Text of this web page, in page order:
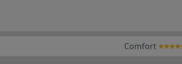
Comfort